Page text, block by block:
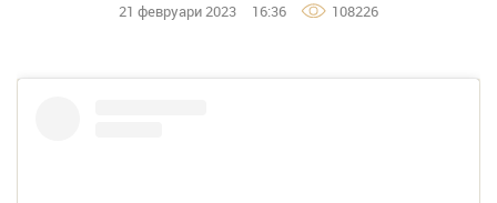
21 февруари 2023 16:36 108226